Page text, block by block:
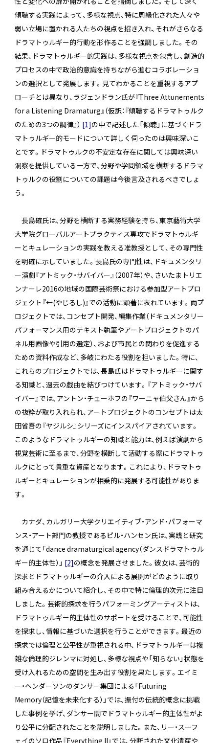
傾聴する実践によって、多様な視点、特に周縁化された人々や
弱い立場に置かれる人たちの視点を招き入れ、それがさらなる
ドラマトゥルギー的行動を形作ることを強調しました。その
結果、ドラマトゥルギー的実践は、多様な視点を包含し、創造的
プロセスの中で政治的意識を持ちながら進むコラボレーショ
ンの選択として発展します。見てわかることを重視するアプ
ローチとは異なり、ラジェンドラン氏が『Three Attunements
for a Listening Dramaturg』（仮訳：『傾聴するドラマトゥルク
のための3つの調律』） [1]の中で記述した「傾聴」に基づくドラ
マトゥルギー的モードについて詳しく伺ったのは興味深いこ
とです。ドラマトゥルクの不安定な存在に関しては興味深い
洞察を提供している一方で、分野や学問領域を横断するドラマ
トゥルクの役割についての課題は今後言及されるべきでしょ
う。
長島確氏は、分野を横断する実務経験を持ち、東京藝術大学
大学院グローバルアートプラクティス専攻でドラマトゥルギ
ーとキュレーションの実践を教える准教授として、その専門性
を明確に示していました。長島氏の専門性は、ドキュメンタリ
ー演劇『アトミック・サバイバー』（2007年）や、さいたまトリエ
ンナーレ2016の地域の国際芸術祭における参加型アートプロ
ジェクト『←(やじるし)』での活動に顕著に表れています。両プ
ロジェクトでは、コンセプト開発、編集作業（ドキュメンタリー
パフォーマンス用のテキスト執筆やアートプロジェクトのパ
ネル用画像や引用の選定）、および市民との関わりを促進する
ための資料作成など、多岐にわたる役割を担いました。特に、
これらのプロジェクトでは、長島氏はドラマトゥルギーに関す
る知識と、過去の戯曲を結びつけています。『アトミック・サバ
イバー』では、アントン・チェーホフの『ワーニャ伯父さん』から
の抜粋が取り入れられ、アートプロジェクトのコンセプトは太
田省吾の『ヤジルシ』シリーズにインスパイアされています。
このようなドラマトゥルギーの知識と能力は、例えば演劇から
視覚芸術に至るまで、分野を横断して活動する際にドラマトゥ
ルクにとって貴重な資産となります。これにより、ドラマトゥ
ルギーとキュレーションが相乗的に発展する可能性がありま
す。
カナダ、カルガリー大学クリエイティブ・アンド・パフォーマ
ンス・アート部門の教授であるピル・ハンセン氏は、実践と研究
を通じて「dance dramaturgical agency（ダンスドラマトゥル
ギー的主体性）」 [2]の概念を発展させました。彼女は、芸術的
探求とドラマトゥルギーの介入による展開がどのように取り
組み合えるかについて紹介し、その中で特に倫理的次元に注目
しました。芸術的探求を行うパフォーミングアーティストは、
ドラマトゥルギー的主体性のサポートを受けることで、可能性
を探求し、情報に基づいた選択を行うことができます。最近の
探求では倫理と公平性が重視される中、ドラマトゥルギーは複
雑な倫理的ジレンマに対処し、多様な視点や「知らない」状態を
受け入れるための空間を生み出す役割を果たします。エイミ
ー・ヘンダーソンのダンサー集団による「Futuring
Memory（記憶を未来化する）」では、振付の伝統的概念に挑戦
した事例を挙げ、ダンサー間でドラマトゥルギー的主体性がよ
り公平に分配されたことを説明しました。また、リー・スーフ
ェイのソロ作品『Everything II』では、分断された文化遺産や